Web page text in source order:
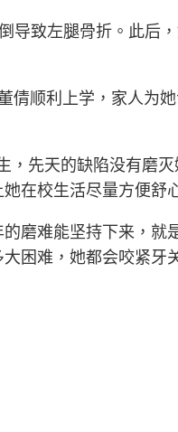
致左腿骨折。此后
顺利上学，家人为
先天的缺陷没有磨
在校生活尽量方便舒
磨难能坚持下来，就
困难，她都会咬紧牙